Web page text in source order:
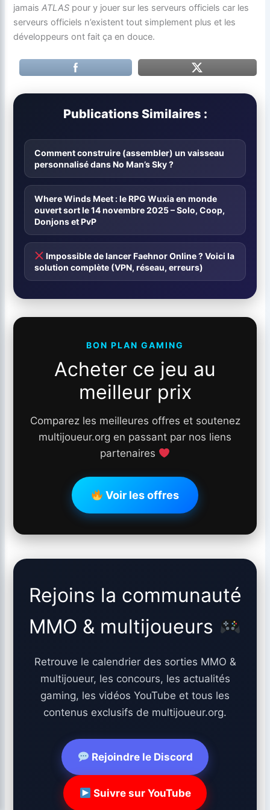
jamaisATLAS pour y jouer sur les serveurs officiels car les
serveurs officiels n’existent tout simplement plus et les
développeurs ont fait ça en douce.
Publications Similaires :
Comment construire (assembler) un vaisseau
personnalisé dans No Man’s Sky ?
Where Winds Meet : le RPG Wuxia en monde
ouvert sort le 14 novembre 2025 – Solo, Coop,
Donjons et PvP
Impossible de lancer Faehnor Online ? Voici la
solution complète (VPN, réseau, erreurs)
BON PLAN GAMING
Acheter ce jeu au
meilleur prix
Comparez les meilleures offres et soutenez
multijoueur.org en passant par nos liens
partenaires
Voir les offres
Rejoins la communauté
MMO & multijoueurs
Retrouve le calendrier des sorties MMO &
multijoueur, les concours, les actualités
gaming, les vidéos YouTube et tous les
contenus exclusifs de multijoueur.org.
Rejoindre le Discord
Suivre sur YouTube